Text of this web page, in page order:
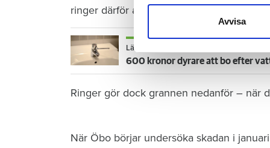
sociala medier och
till de sociala medier och
Avvisa
ringer därför aldrig till sin hyresvärd
Läs också
600 kronor dyrare att bo efter
Ringer gör dock grannen nedanför – när
När Öbo börjar undersöka skadan i